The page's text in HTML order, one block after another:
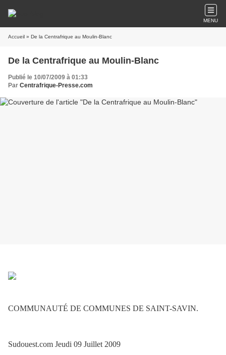
MENU
Accueil » De la Centrafrique au Moulin-Blanc
De la Centrafrique au Moulin-Blanc
Publié le 10/07/2009 à 01:33
Par Centrafrique-Presse.com
COMMUNAUTÉ DE COMMUNES DE SAINT-SAVIN.
Sudouest.com Jeudi 09 Juillet 2009